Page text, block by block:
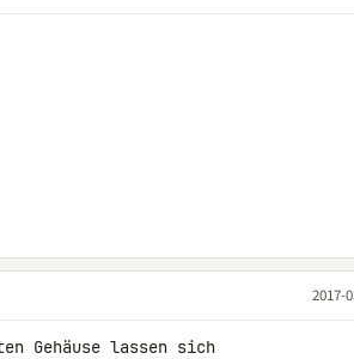
2017-
Gehäuse lassen sich